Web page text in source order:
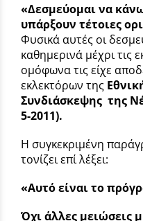
«Δεσμεύομαι να
υπάρξουν τέτοιες
Φυσικά αυτές οι
καθημερινά μέχρι τις
ομόφωνα τις είχε
εκλεκτόρων της
Συνδιάσκεψης της
5-2011).
Η συγκεκριμένη
τονίζει επί λέξει:
«Αυτό είναι το
Όχι άλλες μειώσεις